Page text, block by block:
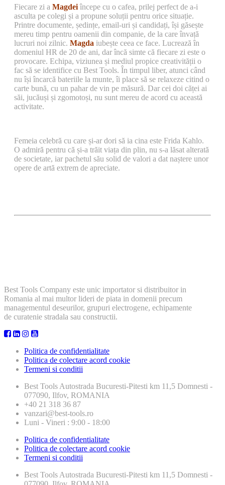
Fiecare zi a Magdei începe cu o cafea, prilej perfect de a-i
asculta pe colegi și a propune soluții pentru orice situație.
Printre documente, ședințe, email-uri și candidați, își găsește
mereu timp pentru oamenii din companie, de la care învață
lucruri noi zilnic. Magda iubește ceea ce face. Lucrează în
domeniul HR de 20 de ani, dar încă simte că fiecare zi este o
provocare. Echipa, viziunea și mediul propice creativității o
fac să se identifice cu Best Tools. În timpul liber, atunci când
nu își încarcă bateriile la munte, îi place să se relaxeze citind o
carte bună, cu un pahar de vin pe măsură. Dar cei doi căței ai
săi, jucăuși și zgomotoși, nu sunt mereu de acord cu această
activitate.
Femeia celebră cu care și-ar dori să ia cina este Frida Kahlo.
O admiră pentru că și-a trăit viața din plin, nu s-a lăsat alterată
de societate, iar pachetul său solid de valori a dat naștere unor
opere de artă extrem de apreciate.
Best Tools Company este unic importator si distribuitor in
Romania al mai multor lideri de piata in domenii precum
managementul deseurilor, grupuri electrogene, echipamente
de curatenie stradala sau constructii.
Politica de confidentialitate
Politica de colectare acord cookie
Termeni si conditii
Best Tools Autostrada Bucuresti-Pitesti km 11,5 Domnesti -
077090, Ilfov, ROMANIA
+40 21 318 36 87
vanzari@best-tools.ro
Luni - Vineri : 9:00 - 18:00
Politica de confidentialitate
Politica de colectare acord cookie
Termeni si conditii
Best Tools Autostrada Bucuresti-Pitesti km 11,5 Domnesti -